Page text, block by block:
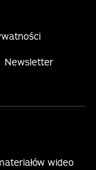
Newsletter
wideo